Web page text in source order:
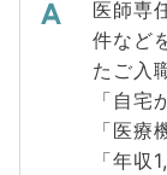
医師専
件など
たご入
「自宅
「医療
「年